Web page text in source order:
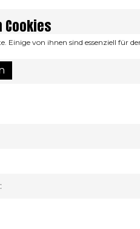
Cookies
Einige von ihnen sind essenziell für